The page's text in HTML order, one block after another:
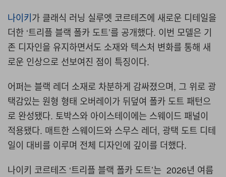
나이키가 클래식 러닝 실루엣 코르테즈에 새로운 디테일을
더한 ‘트리플 블랙 폴카 도트’를 공개했다. 이번 모델은 기
존 디자인을 유지하면서도 소재와 텍스처 변화를 통해 새
로운 인상으로 선보여진 점이 특징이다.
어퍼는 블랙 레더 소재로 차분하게 감싸졌으며, 그 위로 광
택감있는 원형 형태 오버레이가 뒤덮여 폴카 도트 패턴으
로 완성됐다. 토박스와 아이스테이에는 스웨이드 패널이
적용됐다. 매트한 스웨이드와 스무스 레더, 광택 도트 디테
일이 대비를 이루며 전체 디자인에 깊이를 더했다.
나이키 코르테즈 ‘트리플 블랙 폴카 도트’는 2026년 여름